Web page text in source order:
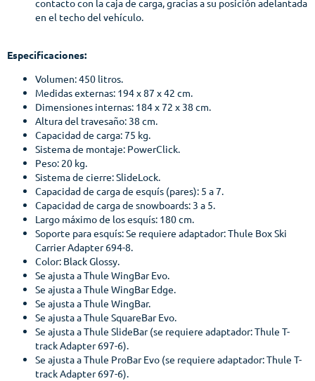
contacto con la caja de carga, gracias a su posición adelantada
en el techo del vehículo.
Especificaciones:
Volumen: 450 litros.
Medidas externas: 194 x 87 x 42 cm.
Dimensiones internas: 184 x 72 x 38 cm.
Altura del travesaño: 38 cm.
Capacidad de carga: 75 kg.
Sistema de montaje: PowerClick.
Peso: 20 kg.
Sistema de cierre: SlideLock.
Capacidad de carga de esquís (pares): 5 a 7.
Capacidad de carga de snowboards: 3 a 5.
Largo máximo de los esquís: 180 cm.
Soporte para esquís: Se requiere adaptador: Thule Box Ski
Carrier Adapter 694-8.
Color: Black Glossy.
Se ajusta a Thule WingBar Evo.
Se ajusta a Thule WingBar Edge.
Se ajusta a Thule WingBar.
Se ajusta a Thule SquareBar Evo.
Se ajusta a Thule SlideBar (se requiere adaptador: Thule T-
track Adapter 697-6).
Se ajusta a Thule ProBar Evo (se requiere adaptador: Thule T-
track Adapter 697-6).